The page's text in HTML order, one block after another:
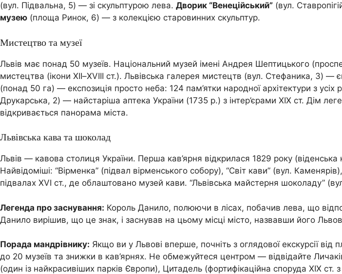
(вул. Підвальна, 5) — зі скульптурою лева. Дворик “Венеційський” (вул.
музею (площа Ринок, 6) — з колекцією старовинних скульптур.
Мистецтво та музеї
Львів має понад 50 музеїв. Національний музей імені Андрея Шептицького
мистецтва (ікони XII–XVIII ст.). Львівська галерея мистецтв (вул. Стефаника, 3) —
(понад 50 га) — експозиція просто неба: 124 пам’ятки народної архітектури з усіх
Друкарська, 2) — найстаріша аптека України (1735 р.) з інтер’єрами XIX ст. Дім
відкривається панорама міста.
Львівська кава та шоколад
Львів — кавова столиця України. Перша кав’ярня відкрилася 1829 року
Найвідоміші: “Вірменка” (підвал вірменського собору), “Світ кави” (вул.
підвалах XVI ст., де облаштовано музей кави. “Львівська майстерня шоколаду”
Легенда про заснування: Король Данило, полюючи в лісах, побачив лева, що
Данило вирішив, що це знак, і заснував на цьому місці місто, назвавши його
Порада мандрівнику: Якщо ви у Львові вперше, почніть з оглядової екскурсії
до 20 музеїв та знижки в кав’ярнях. Не обмежуйтеся центром — відвідайте
(один із найкрасивіших парків Європи), Цитадель (фортифікаційна споруда XIX